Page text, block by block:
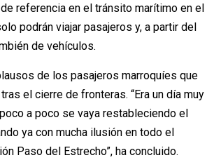
referencia en el tránsito marítimo en el
podrán viajar pasajeros y, a partir del
de vehículos.
de los pasajeros marroquíes que
el cierre de fronteras. “Era un día muy
a poco se vaya restableciendo el
ya con mucha ilusión en todo el
Paso del Estrecho”, ha concluido.